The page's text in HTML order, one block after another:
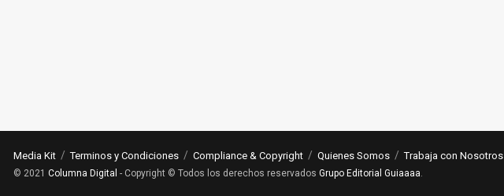
Media Kit Terminos y Condiciones Compliance & Copyright Quienes Somos Trabaja con Nosotros
© 2021 Columna Digital - Copyright © Todos los derechos reservados Grupo Editorial Guiaaaa